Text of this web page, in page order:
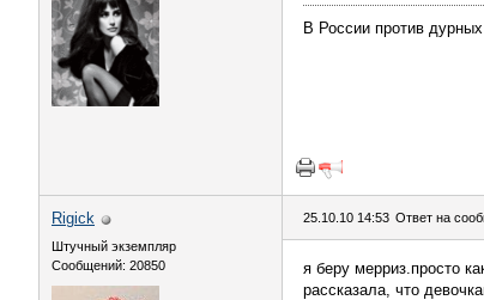
В России против
Rigick
Штучный экземпляр
Сообщений: 20850
25.10.10 14:53 Ответ на
я беру мерриз.просто
рассказала, что